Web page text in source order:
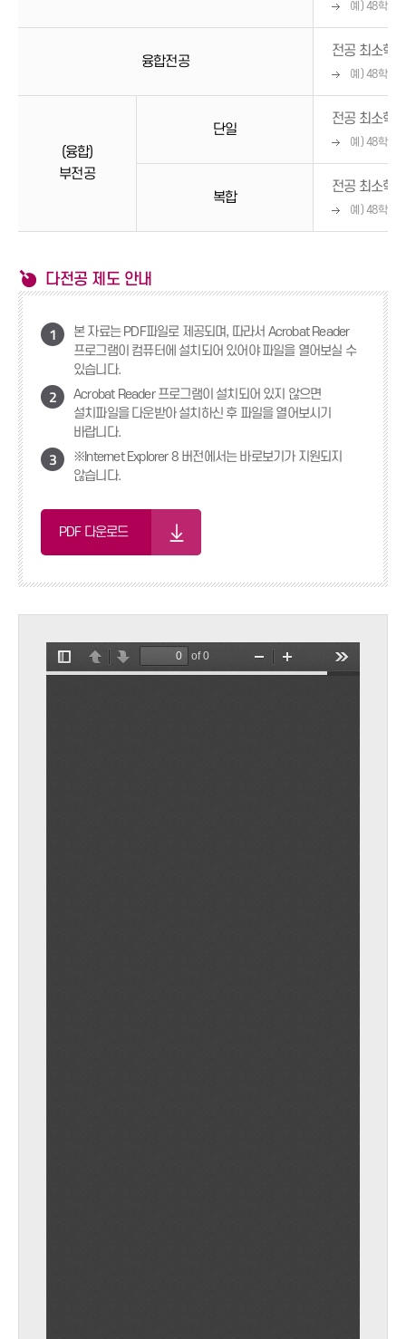
예) 48학점
융합전공
전공 최소학
예) 48학점
(융합)
부전공
단일
전공 최소학
예) 48학점
복합
전공 최소학
예) 48학점
다전공 제도 안내
1
본 자료는 PDF파일로 제공되며, 따라서 Acrobat Reader
프로그램이 컴퓨터에 설치되어 있어야 파일을 열어보실 수
있습니다.
2
Acrobat Reader 프로그램이 설치되어 있지 않으면
설치파일을 다운받아 설치하신 후 파일을 열어보시기
바랍니다.
3
※Internet Explorer 8 버전에서는 바로보기가 지원되지
않습니다.
PDF 다운로드